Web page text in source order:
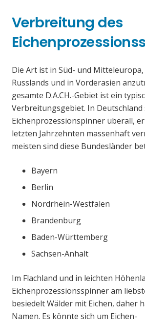
Verbreitung des
Die Art ist in Süd- und Mitteleuropa,
Russlands und in Vorderasien
gesamte D.A.CH.-Gebiet ist ein
Verbreitungsgebiet. In Deutschland
Eichenprozessionspinner überall,
letzten Jahrzehnten massenhaft
meisten sind diese Bundesländer
Bayern
Berlin
Nordrhein-Westfalen
Brandenburg
Baden-Württemberg
Sachsen-Anhalt
Im Flachland und in leichten
Eichenprozessionsspinner am
besiedelt Wälder mit Eichen, daher
Namen. Es könnte sich um Eichen-